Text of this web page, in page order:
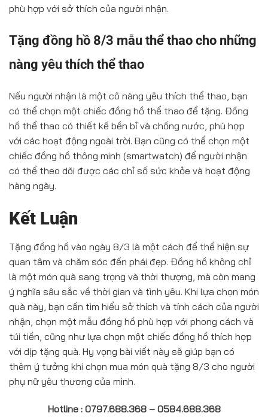
phù hợp với sở thích của người nhận.
Tặng đồng hồ 8/3 mẫu thể thao cho những
nàng yêu thích thể thao
Nếu người nhận là một cô nàng yêu thích thể thao, bạn
có thể chọn một chiếc đồng hồ thể thao để tặng. Đồng
hồ thể thao có thiết kế bền bỉ và chống nước, phù hợp
với các hoạt động ngoài trời. Bạn cũng có thể chọn một
chiếc đồng hồ thông minh (smartwatch) để người nhận
có thể theo dõi được các chỉ số sức khỏe và hoạt động
hàng ngày.
Kết Luận
Tặng đồng hồ vào ngày 8/3 là một cách để thể hiện sự
quan tâm và chăm sóc đến phái đẹp. Đồng hồ không chỉ
là một món quà sang trọng và thời thượng, mà còn mang
ý nghĩa sâu sắc về thời gian và tình yêu. Khi lựa chọn món
quà này, bạn cần tìm hiểu sở thích và tính cách của người
nhận, chọn một mẫu đồng hồ phù hợp với phong cách và
túi tiền, cũng như lựa chọn một chiếc đồng hồ thích hợp
với dịp tặng quà. Hy vọng bài viết này sẽ giúp bạn có
thêm ý tưởng khi chọn mua món quà tặng 8/3 cho người
phụ nữ yêu thương của mình.
Hotline : 0797.688.368 – 0584.688.368